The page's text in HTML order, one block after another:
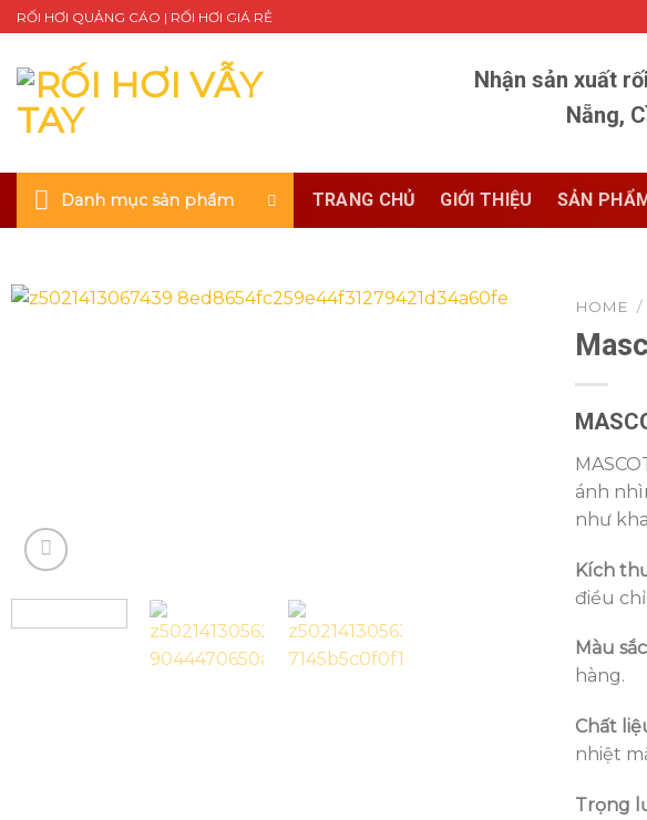
Skip
to
content
RỐI HƠI QUẢNG CÁO | RỐI HƠI GIÁ RẺ
Nhận sản xuất
Nẵng,
Danh mục sản phẩm TRANG CHỦ GIỚI THIỆU SẢN
HOME /
ánh
như
Kích
điều
Màu
hàng.
Chất
nhiệt
Trọng